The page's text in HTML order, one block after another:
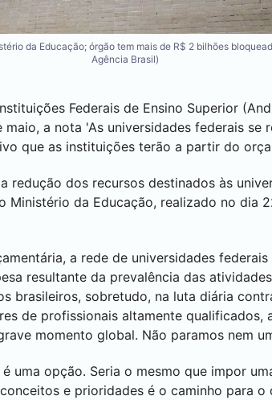
da Educação; órgão tem mais de R$ 2 bilhões
Agência Brasil)
Federais de Ensino Superior
a nota 'As universidades federais se
que as instituições terão a partir do
redução dos recursos destinados às
da Educação, realizado no dia
a rede de universidades
resultante da prevalência das
brasileiros, sobretudo, na luta diária
de profissionais altamente qualificados,
momento global. Não paramos nem
uma opção. Seria o mesmo que impor
e prioridades é o caminho para o